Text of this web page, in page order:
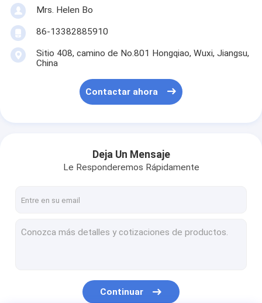
Mrs. Helen Bo
86-13382885910
Sitio 408, camino de No.801 Hongqiao, Wuxi, Jiangsu,
China
Contactar ahora
Deja Un Mensaje
Le Responderemos Rápidamente
Continuar